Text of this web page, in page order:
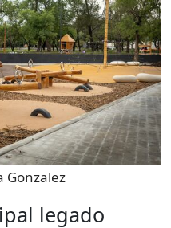
Gonzalez
legado